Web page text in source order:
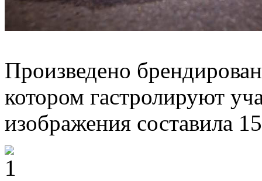
Произведено
котором гастролируют
изображения составила